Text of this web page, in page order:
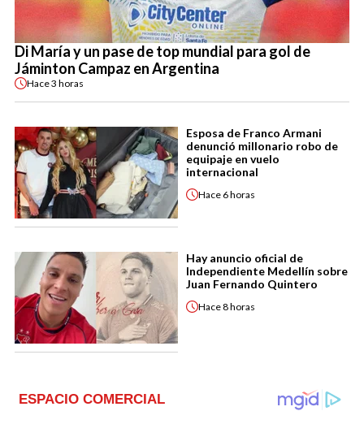
Di María y un pase de top mundial para gol de
Jáminton Campaz en Argentina
Hace3 horas
Esposa de Franco Armani
denunció millonario robo de
equipaje en vuelo
internacional
Hace 6 horas
Hay anuncio oficial de
Independiente Medellín sobre
Juan Fernando Quintero
Hace8 horas